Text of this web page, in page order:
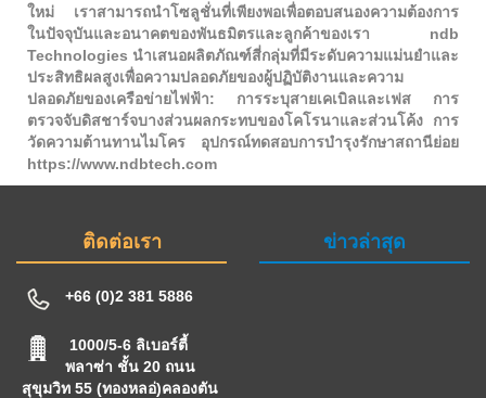
ใหม่ เราสามารถนำโซลูชั่นที่เพียงพอเพื่อตอบสนองความต้องการ
ในปัจจุบันและอนาคตของพันธมิตรและลูกค้าของเรา ndb
Technologies นำเสนอผลิตภัณฑ์สี่กลุ่มที่มีระดับความแม่นยำและ
ประสิทธิผลสูงเพื่อความปลอดภัยของผู้ปฏิบัติงานและความ
ปลอดภัยของเครือข่ายไฟฟ้า: การระบุสายเคเบิลและเฟส การ
ตรวจจับดิสชาร์จบางส่วนผลกระทบของโคโรนาและส่วนโค้ง การ
วัดความต้านทานไมโคร อุปกรณ์ทดสอบการบำรุงรักษาสถานีย่อย
https://www.ndbtech.com
ติดต่อเรา
+66 (0)2 381 5886
1000/5-6 ลิเบอร์ตี้
พลาซ่า ชั้น 20 ถนน
สุขุมวิท 55 (ทองหลอ่)คลองตัน
ข่าวล่าสุด